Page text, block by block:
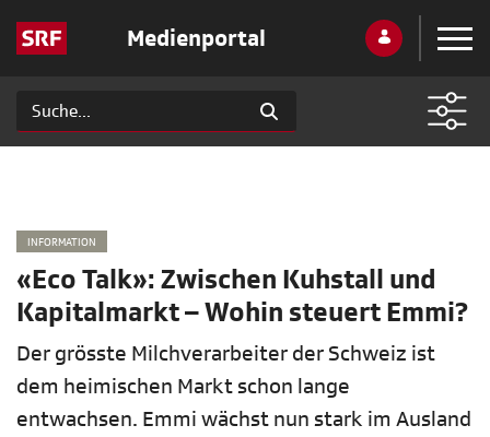
Medienportal
INFORMATION
«Eco Talk»: Zwischen Kuhstall und
Kapitalmarkt – Wohin steuert Emmi?
Der grösste Milchverarbeiter der Schweiz ist
dem heimischen Markt schon lange
entwachsen. Emmi wächst nun stark im Ausland